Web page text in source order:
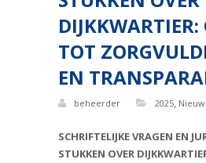
DIJKKWARTIER:
TOT
EN
beheerder 2025,
SCHRIFTELIJKE VRAGEN EN
STUKKEN OVER